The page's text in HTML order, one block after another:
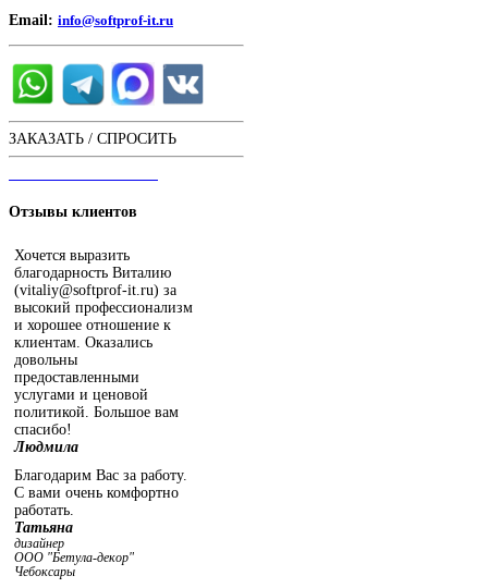
Email: info@softprof-it.ru
ЗАКАЗАТЬ / СПРОСИТЬ
Отзывы клиентов
Хочется выразить
благодарность Виталию
(vitaliy@softprof-it.ru) за
высокий профессионализм
и хорошее отношение к
клиентам. Оказались
довольны
предоставленными
услугами и ценовой
политикой. Большое вам
спасибо!
Людмила
Благодарим Вас за работу.
С вами очень комфортно
работать.
Татьяна
дизайнер
ООО "Бетула-декор"
Чебоксары